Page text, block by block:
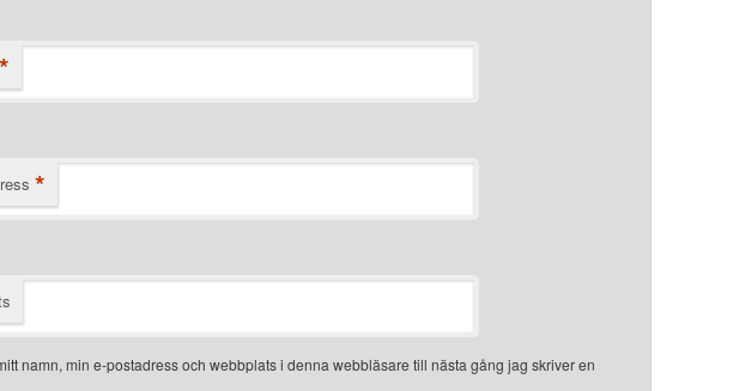
*
*
namn, min e-postadress och webbplats i denna webbläsare till nästa gång jag skriver en